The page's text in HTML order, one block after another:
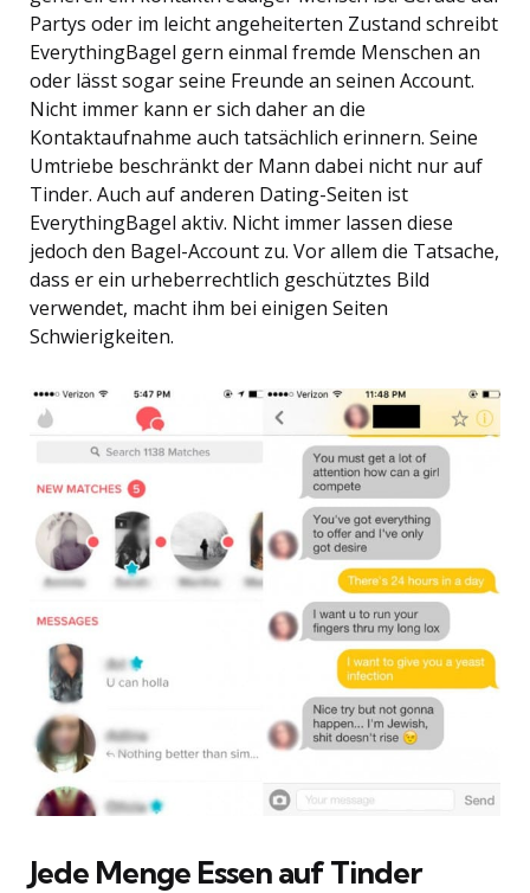
Partys oder im leicht angeheiterten Zustand schreibt
EverythingBagel gern einmal fremde Menschen an
oder lässt sogar seine Freunde an seinen Account.
Nicht immer kann er sich daher an die
Kontaktaufnahme auch tatsächlich erinnern. Seine
Umtriebe beschränkt der Mann dabei nicht nur auf
Tinder. Auch auf anderen Dating-Seiten ist
EverythingBagel aktiv. Nicht immer lassen diese
jedoch den Bagel-Account zu. Vor allem die Tatsache,
dass er ein urheberrechtlich geschütztes Bild
verwendet, macht ihm bei einigen Seiten
Schwierigkeiten.
Jede Menge Essen auf Tinder